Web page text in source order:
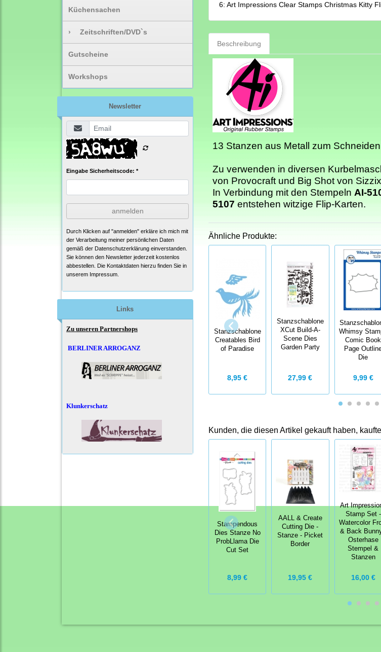
Küchensachen
› Zeitschriften/DVD`s
Gutscheine
Workshops
Newsletter
Eingabe Sicherheitscode: *
anmelden
Durch Klicken auf "anmelden" erkläre ich mich mit
der Verarbeitung meiner persönlichen Daten
gemäß der Datenschutzerklärung einverstanden.
Sie können den Newsletter jederzeit kostenlos
abbestellen. Die Kontaktdaten hierzu finden Sie in
unserem Impressum.
Links
Zu unseren Partnershops
BERLINER ARROGANZ
Klunkerschatz
6: Art Impressions Clear Stamps Christmas Kitty
Beschreibung
13 Stanzen aus Metall zum
Zu verwenden in diversen
von Provocraft und Big Shot von
In Verbindung mit den Stempeln AI-
5107 entstehen witzige Flip-Karten.
Ähnliche Produkte:
Stanzschablone
Creatables Bird
of Paradise
8,95 €
Stanzschablone
XCut Build-A-
Scene Dies
Garden Party
27,99 €
Whimsy
Comic Book
Page
Die
9,99 €
Kunden, die diesen Artikel gekauft haben,
Stampendous
Dies Stanze No
ProbLlama Die
Cut Set
8,99 €
AALL & Create
Cutting Die -
Stanze - Picket
Border
19,95 €
Art
Stamp Set -
Watercolor
& Back
Osterhase
Stempel &
Stanzen
16,00 €